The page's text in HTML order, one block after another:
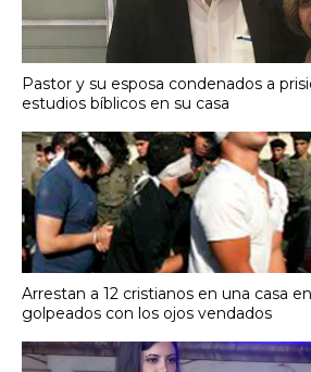
Pastor y su esposa condenados a
estudios bíblicos en su casa
Arrestan a 12 cristianos en una casa
golpeados con los ojos vendados